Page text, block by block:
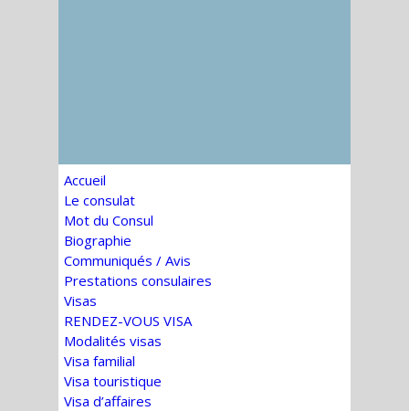
Accueil
Le consulat
Mot du Consul
Biographie
Communiqués / Avis
Prestations consulaires
Visas
RENDEZ-VOUS VISA
Modalités visas
Visa familial
Visa touristique
Visa d’affaires